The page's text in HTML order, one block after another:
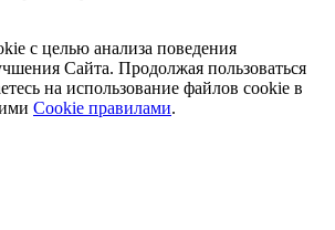
с целью анализа поведения
Сайта. Продолжая пользоваться
на использование файлов cookie в
Cookiе правилами.